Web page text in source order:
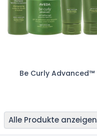
Be Curly Advanced™
Alle Produkte anzeigen